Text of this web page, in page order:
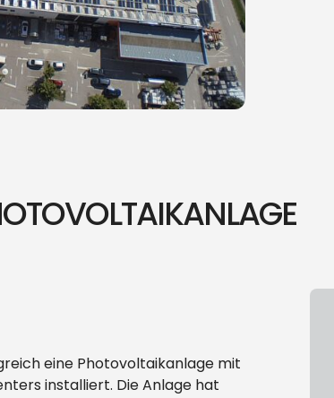
eine Photovoltaikanlage mit
installiert. Die Anlage hat